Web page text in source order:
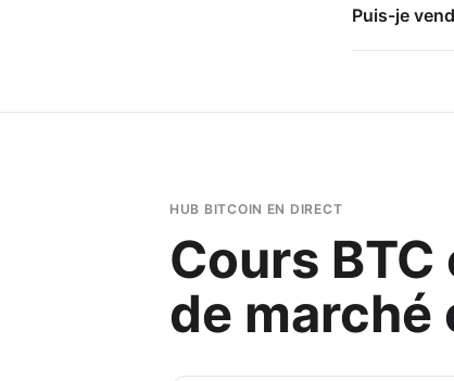
Puis-je
HUB BITCOIN EN DIRECT
Cours
de marché